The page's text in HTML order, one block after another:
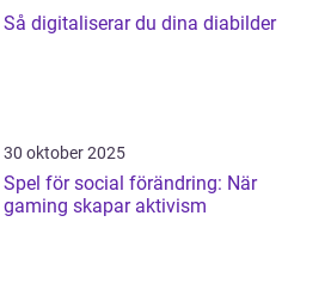
Så digitaliserar du dina diabilder
30 oktober 2025
Spel för social förändring: När
gaming skapar aktivism